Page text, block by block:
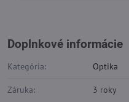
Doplnkové informácie
Kategória: Optika
Záruka: 3 roky